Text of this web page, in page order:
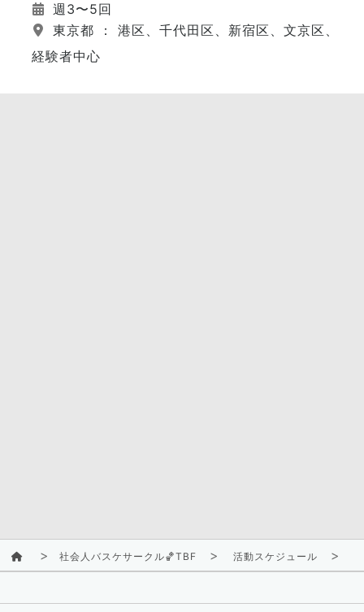
週3〜5回
東京都 ： 港区、千代田区、新宿区、文京区、江
経験者中心
社会人バスケサークル🏀TBF 活動スケジュール